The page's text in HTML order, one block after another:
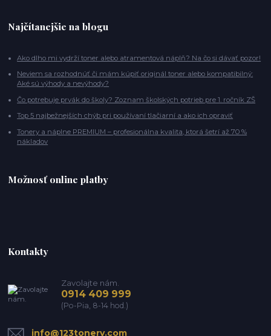
Najčítanejšie na blogu
Ako dlho mi vydrží toner alebo atramentová náplň? Na čo si dávať pozor!
Neviem sa rozhodnúť či mám kúpiť originál toner alebo kompatibilný:
Aké sú výhody a nevýhody?
Čo potrebuje prvák do školy? Zoznam školských potrieb pre 1. ročník ZŠ
Top 5 najbežnejších chýb pri používaní tlačiarní a ako ich opraviť
Tonery a náplne PREMIUM – profesionálna kvalita, ktorá šetrí až 70 %
nákladov
Možnosť online platby
Kontakty
Zavolajte nám.
0914 409 999
(Po-Pia, 8-14 hod.)
info@123tonery.com